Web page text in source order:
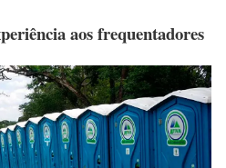
aos frequentadores